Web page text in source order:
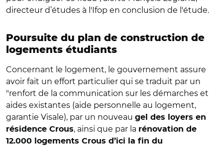
directeur d’études à l'Ifop en conclusion de l'étude.
Poursuite du plan de construction de
logements étudiants
Concernant le logement, le gouvernement assure
avoir fait un effort particulier qui se traduit par un
"renfort de la communication sur les démarches et
aides existantes (aide personnelle au logement,
garantie Visale), par un nouveau gel des loyers en
résidence Crous, ainsi que par la rénovation de
12.000 logements Crous d’ici la fin du